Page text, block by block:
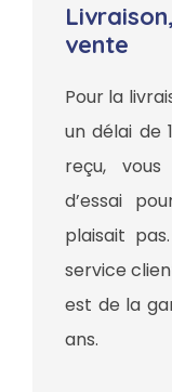
vente
Pour la
un délai de
reçu,
d’essai
plaisait
service
est de la
ans.